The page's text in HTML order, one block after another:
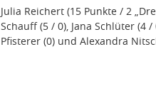
Julia Reichert (15 Punkte / 2
Schauff (5 / 0), Jana Schlüter (4
Pfisterer (0) und Alexandra